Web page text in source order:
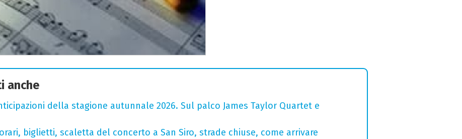
anche
della stagione autunnale 2026. Sul palco James Taylor Quartet e
biglietti, scaletta del concerto a San Siro, strade chiuse, come arrivare